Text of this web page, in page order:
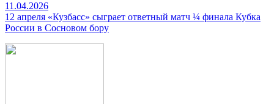
11.04.2026
12 апреля «Кузбасс» сыграет ответный матч ¼ финала Кубка
России в Сосновом бору